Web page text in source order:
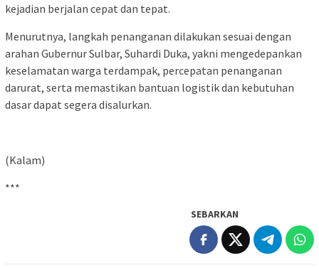
kejadian berjalan cepat dan tepat.
Menurutnya, langkah penanganan dilakukan sesuai dengan
arahan Gubernur Sulbar, Suhardi Duka, yakni mengedepankan
keselamatan warga terdampak, percepatan penanganan
darurat, serta memastikan bantuan logistik dan kebutuhan
dasar dapat segera disalurkan.
(Kalam)
***
SEBARKAN